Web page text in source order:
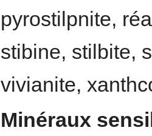
pyrostilpnite,
stibine, stilbite,
vivianite,
Minéraux